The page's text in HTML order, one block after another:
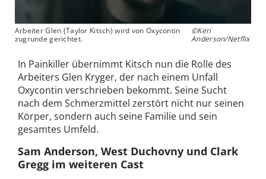
Arbeiter Glen (Taylor Kitsch) wird von Oxycontin
zugrunde gerichtet.
©Keri
Anderson/Netflix
In Painkiller übernimmt Kitsch nun die Rolle des
Arbeiters Glen Kryger, der nach einem Unfall
Oxycontin verschrieben bekommt. Seine Sucht
nach dem Schmerzmittel zerstört nicht nur seinen
Körper, sondern auch seine Familie und sein
gesamtes Umfeld.
Sam Anderson, West Duchovny und Clark
Gregg im weiteren Cast